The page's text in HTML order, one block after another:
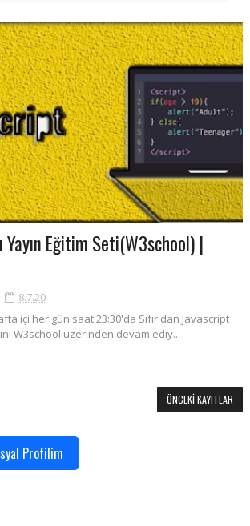
Yayın Eğitim Seti(W3school) |
8.7.20
içi her gün saat:23:30'da Sıfır'dan Javascript
W3school üzerinden devam ediy...
ÖNCEKI KAYITLAR
Profilim